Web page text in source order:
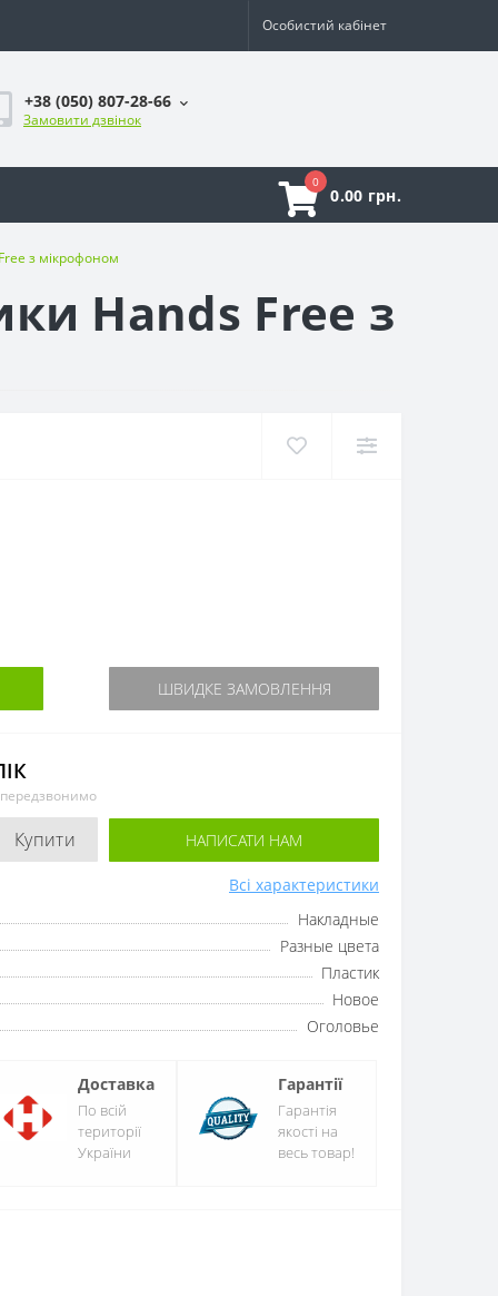
Особистий кабінет
+38 (050) 807-28-66
Замовити дзвінок
0
0.00 грн.
з мікрофоном
Hands Free з
ШВИДКЕ ЗАМОВЛЕННЯ
Купити НАПИСАТИ НАМ
Всі характеристики
Накладные
Разные цвета
Пластик
Новое
Оголовье
Доставка
По всій
території
України
Гарантії
Гарантія
якості на
весь товар!